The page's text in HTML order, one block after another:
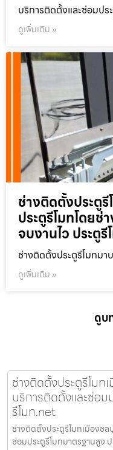
บริการติดตั้งและซ่อมปร
ดูเพิ่มเติม »
ช่างติดตั้งประตู
ประตูรีโมทโดย
จบงานไว ประตู
ช่างติดตั้งประตูรีโมทม
ดูเพิ่มเติม »
ดูบ
ช่างติดตั้งประตูรีโมท
บริการติดตั้งและซ่อม
รีโมท.net
ช่างติดตั้งประตูรีโมทเมืองช
ซ่อมประตูรีโมทมาตรฐานสูง